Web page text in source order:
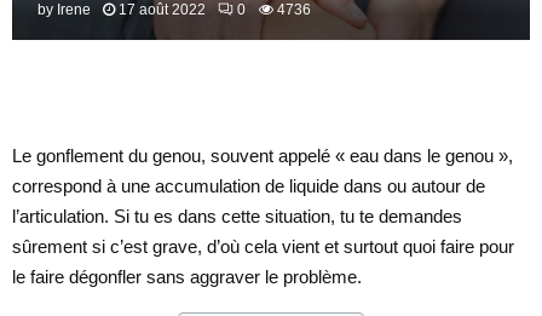
by Irene 17 août 2022 0 4736
Le gonflement du genou, souvent appelé « eau dans le genou »,
correspond à une accumulation de liquide dans ou autour de
l’articulation. Si tu es dans cette situation, tu te demandes
sûrement si c’est grave, d’où cela vient et surtout quoi faire pour
le faire dégonfler sans aggraver le problème.